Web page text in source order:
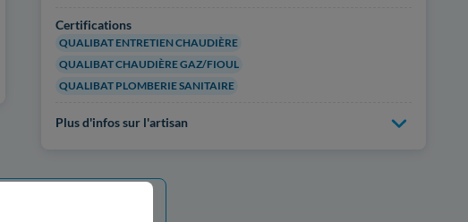
Certifications
QUALIBAT ENTRETIEN CHAUDIÈRE
QUALIBAT CHAUDIÈRE GAZ/FIOUL
QUALIBAT PLOMBERIE SANITAIRE
Plus d'infos sur l'artisan